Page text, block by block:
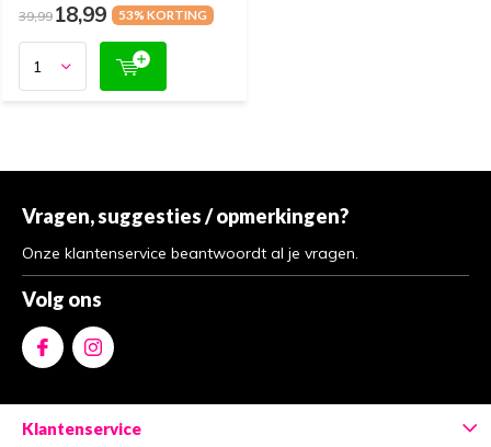
39,9918,99 53% KORTING
Vragen, suggesties / opmerkingen?
Onze klantenservice beantwoordt al je vragen.
Volg ons
Klantenservice